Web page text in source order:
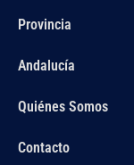
Provincia
Andalucía
Quiénes Somos
Contacto